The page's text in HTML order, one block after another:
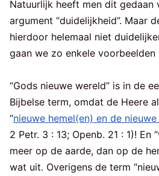
Natuurlijk heeft men dit gedaan
argument “duidelijkheid”. Maar
hierdoor helemaal niet
gaan we zo enkele voorbeelden
“Gods nieuwe wereld” is in de
Bijbelse term, omdat de Heere
“nieuwe hemel(en) en de
2 Petr. 3 : 13; Openb. 21 : 1)! En
meer op de aarde, dan op de
wat uit. Overigens de term